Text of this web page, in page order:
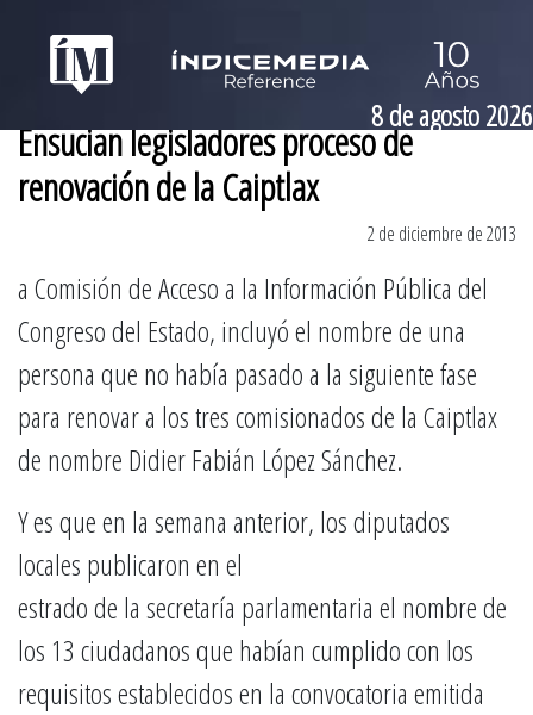
8 de agosto 2026
Ensucian legisladores proceso de
renovación de la Caiptlax
2 de diciembre de 2013
a Comisión de Acceso a la Información Pública del
Congreso del Estado, incluyó el nombre de una
persona que no había pasado a la siguiente fase
para renovar a los tres comisionados de la Caiptlax
de nombre Didier Fabián López Sánchez.
Y es que en la semana anterior, los diputados
locales publicaron en el
estrado de la secretaría parlamentaria el nombre de
los 13 ciudadanos que habían cumplido con los
requisitos establecidos en la convocatoria emitida